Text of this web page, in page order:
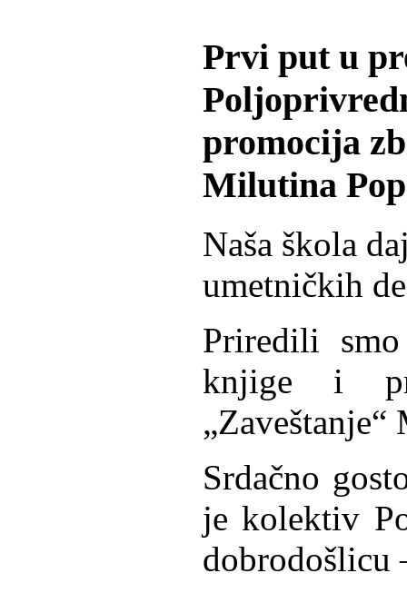
Prvi put u
promocija
Milutina
Naša škola
umetničkih
Priredili
knjige i
Srdačno
je kolektiv
dobrodošlicu